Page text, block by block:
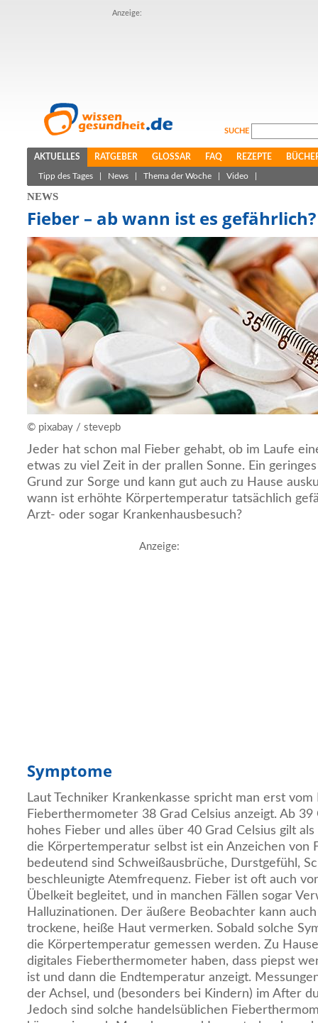
Anzeige:
SUCHE
AKTUELLES RATGEBER GLOSSAR FAQ REZEPTE
Tipp des Tages News Thema der Woche Video
NEWS
Fieber – ab wann ist es gefährlich?
© pixabay / stevepb
Jeder hat schon mal Fieber gehabt, ob im Laufe
etwas zu viel Zeit in der prallen Sonne. Ein
Grund zur Sorge und kann gut auch zu Hause
wann ist erhöhte Körpertemperatur tatsächlich
Arzt- oder sogar Krankenhausbesuch?
Anzeige:
Symptome
Laut Techniker Krankenkasse spricht man erst
Fieberthermometer 38 Grad Celsius anzeigt. Ab 39
hohes Fieber und alles über 40 Grad Celsius gilt
die Körpertemperatur selbst ist ein Anzeichen von
bedeutend sind Schweißausbrüche, Durstgefühl,
beschleunigte Atemfrequenz. Fieber ist oft auch
Übelkeit begleitet, und in manchen Fällen sogar
Halluzinationen. Der äußere Beobachter kann
trockene, heiße Haut vermerken. Sobald solche
die Körpertemperatur gemessen werden. Zu
digitales Fieberthermometer haben, dass piepst
ist und dann die Endtemperatur anzeigt.
der Achsel, und (besonders bei Kindern) im After
Jedoch sind solche handelsüblichen